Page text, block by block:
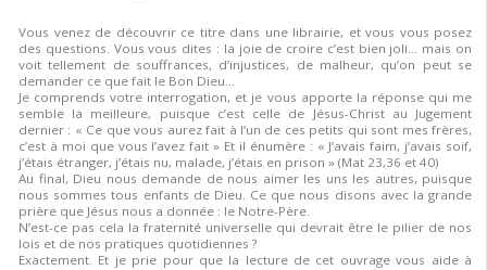
Vous venez de découvrir ce titre dans une librairie, et vous vous posez
des questions. Vous vous dites : la joie de croire c’est bien joli… mais on
voit tellement de souffrances, d’injustices, de malheur, qu’on peut se
demander ce que fait le Bon Dieu...
Je comprends votre interrogation, et je vous apporte la réponse qui me
semble la meilleure, puisque c’est celle de Jésus-Christ au Jugement
dernier : « Ce que vous aurez fait à l’un de ces petits qui sont mes frères,
c’est à moi que vous l’avez fait » Et il énumère : « J’avais faim, j’avais soif,
j’étais étranger, j’étais nu, malade, j’étais en prison » (Mat 23,36 et 40)
Au final, Dieu nous demande de nous aimer les uns les autres, puisque
nous sommes tous enfants de Dieu. Ce que nous disons avec la grande
prière que Jésus nous a donnée : le Notre-Père.
N’est-ce pas cela la fraternité universelle qui devrait être le pilier de nos
lois et de nos pratiques quotidiennes ?
Exactement. Et je prie pour que la lecture de cet ouvrage vous aide à